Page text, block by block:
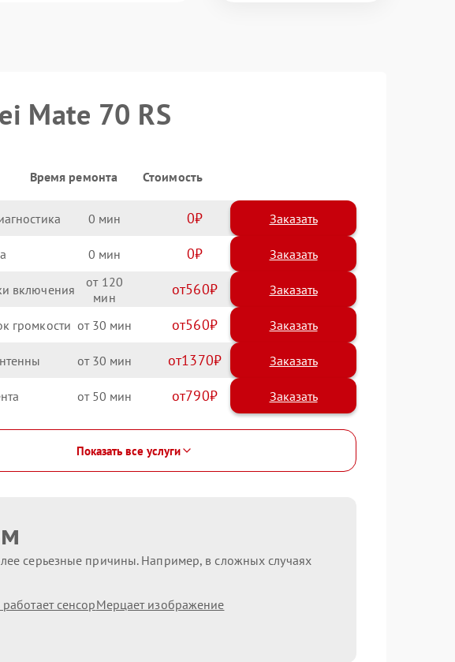
Mate 70 RS
Время ремонта Стоимость
0 0 Заказать
0 0 Заказать
включения 120 560
громкости 30 560
30 1370
50 790
Показать все услуги
серьезные причины. Например, в сложных случаях
сенсорМерцает изображение